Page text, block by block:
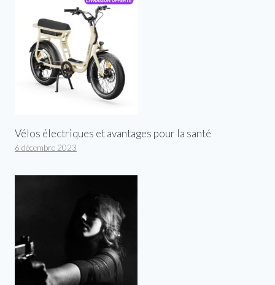
Vélos électriques et avantages pour la santé
6 décembre 2023